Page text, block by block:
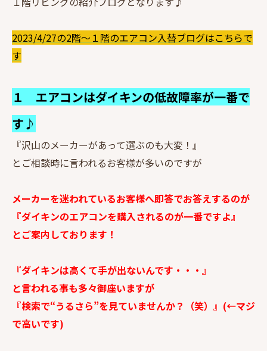
2023/4/27の2階～１階のエアコン入替ブログはこちらで
す
１ エアコンはダイキンの低故障率が一番で
す♪
『沢山のメーカーがあって選ぶのも大変！』
とご相談時に言われるお客様が多いのですが
メーカーを迷われているお客様へ即答でお答えするのが
『ダイキンのエアコンを購入されるのが一番ですよ』
とご案内しております！
『ダイキンは高くて手が出ないんです・・・』
と言われる事も多々御座いますが
『検索で“うるさら”を見ていませんか？（笑）』(←マジ
で高いです)